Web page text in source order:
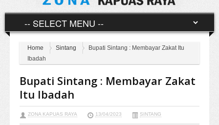
Home Sintang
Bupati Sintang : Membayar Zakat Itu
Ibadah
Bupati Sintang : Membayar Zakat
Itu Ibadah
ZONA KAPUAS RAYA 13/04/2023 SINTANG